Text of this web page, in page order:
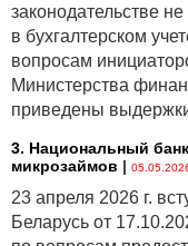
законодательстве
в бухгалтерском
вопросам
Министерства
приведены
3. Национальный
микрозаймов |
23 апреля 2026 г.
Беларусь от